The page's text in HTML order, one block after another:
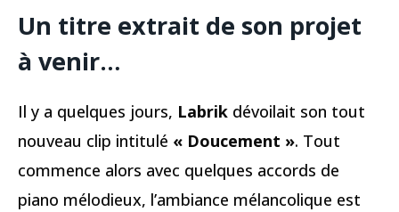
Un titre extrait de son projet
à venir…
Il y a quelques jours, Labrik dévoilait son tout
nouveau clip intitulé « Doucement ». Tout
commence alors avec quelques accords de
piano mélodieux, l’ambiance mélancolique est